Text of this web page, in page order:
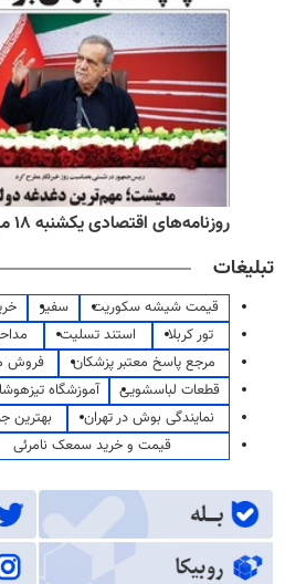
روزنامه‌های اقتصادی یکشنبه ۱۸ مرداد ۱۴۰۵
تبلیغات
قیمت شیشه سکوریت سفیر
تور کربلا
استند تسلیت
مرجع پاسخ معتبر پزشکان
فروش
قطعات لباسشویی
آموزشگاه
نمایندگی بوش در تهران
بهترین
قیمت و خرید سمعک نامرئی